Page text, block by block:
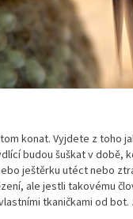
konat. Vyjdete z toho
budou šuškat v době,
ještěrku utéct nebo
ale jestli takovému
tkaničkami od